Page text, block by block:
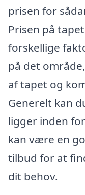
prisen for
Prisen på
forskellige
på det
af tapet og
Generelt kan
ligger inden
kan være en
tilbud for at
dit behov.